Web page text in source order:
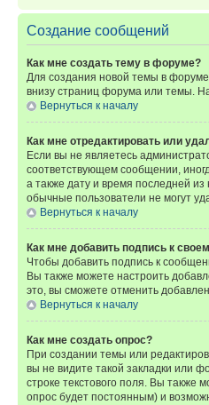
Создание сообщений
Как мне создать тему в форуме?
Для создания новой темы в
внизу страниц форума или темы.
Вернуться к началу
Как мне отредактировать или
Если вы не являетесь
соответствующем сообщении,
а также дату и время последней
обычные пользователи не могут
Вернуться к началу
Как мне добавить подпись к
Чтобы добавить подпись к
Вы также можете настроить
это, вы сможете отменить
Вернуться к началу
Как мне создать опрос?
При создании темы или
вы не видите такой закладки или
строке текстового поля. Вы также
опрос будет постоянным) и